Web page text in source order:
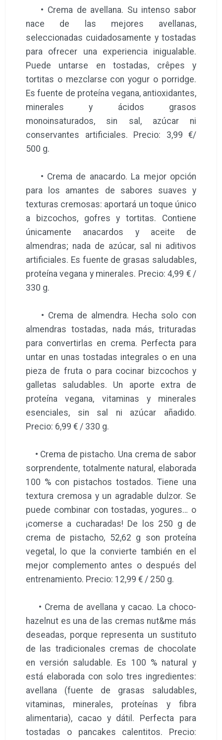
• Crema de avellana. Su intenso sabor
nace de las mejores avellanas,
seleccionadas cuidadosamente y tostadas
para ofrecer una experiencia inigualable.
Puede untarse en tostadas, crêpes y
tortitas o mezclarse con yogur o porridge.
Es fuente de proteína vegana, antioxidantes,
minerales y ácidos grasos
monoinsaturados, sin sal, azúcar ni
conservantes artificiales. Precio: 3,99 €/
500 g.
• Crema de anacardo. La mejor opción
para los amantes de sabores suaves y
texturas cremosas: aportará un toque único
a bizcochos, gofres y tortitas. Contiene
únicamente anacardos y aceite de
almendras; nada de azúcar, sal ni aditivos
artificiales. Es fuente de grasas saludables,
proteína vegana y minerales. Precio: 4,99 € /
330 g.
• Crema de almendra. Hecha solo con
almendras tostadas, nada más, trituradas
para convertirlas en crema. Perfecta para
untar en unas tostadas integrales o en una
pieza de fruta o para cocinar bizcochos y
galletas saludables. Un aporte extra de
proteína vegana, vitaminas y minerales
esenciales, sin sal ni azúcar añadido.
Precio: 6,99 € / 330 g.
• Crema de pistacho. Una crema de sabor
sorprendente, totalmente natural, elaborada
100 % con pistachos tostados. Tiene una
textura cremosa y un agradable dulzor. Se
puede combinar con tostadas, yogures… o
¡comerse a cucharadas! De los 250 g de
crema de pistacho, 52,62 g son proteína
vegetal, lo que la convierte también en el
mejor complemento antes o después del
entrenamiento. Precio: 12,99 € / 250 g.
• Crema de avellana y cacao. La choco-
hazelnut es una de las cremas nut&me más
deseadas, porque representa un sustituto
de las tradicionales cremas de chocolate
en versión saludable. Es 100 % natural y
está elaborada con solo tres ingredientes:
avellana (fuente de grasas saludables,
vitaminas, minerales, proteínas y fibra
alimentaria), cacao y dátil. Perfecta para
tostadas o pancakes calentitos. Precio: